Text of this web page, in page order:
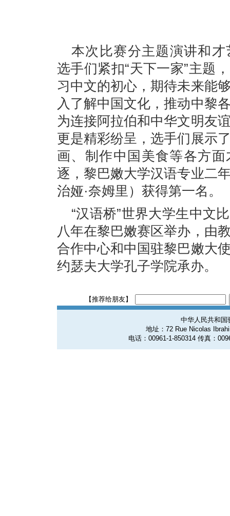
本次比赛分主题演讲和
选手们紧扣“天下一家”主题
习中文的初心，期待未来能
入了解中国文化，推动中黎
为连接阿拉伯和中华文明友
更是精彩纷呈，选手们展示
画、制作中国美食等各方
逐，黎巴嫩大学汉语专业二
治娅·奈姆里）获得第一名。
“汉语桥”世界大学生中文
八年在黎巴嫩赛区举办，由
合作中心和中国驻黎巴嫩大
约瑟夫大学孔子学院承办。
【推荐给朋友】
中华人民共和国
地址：72 Rue Nicolas
电话：00961-1-850314 传真：